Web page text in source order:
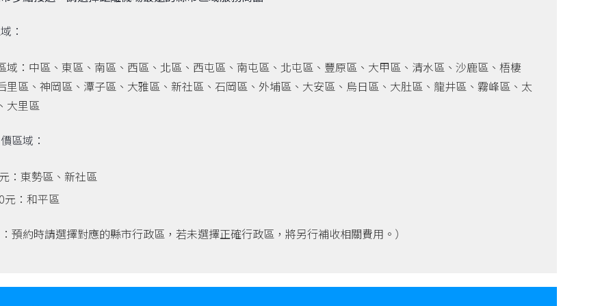
：
域：中區、東區、南區、西區、北區、西屯區、南屯區、北屯區、豐原區、大甲區、清水區、沙鹿區、梧棲
里區、神岡區、潭子區、大雅區、新社區、石岡區、外埔區、大安區、烏日區、大肚區、龍井區、霧峰區、太
大里區
區域：
：東勢區、新社區
元：和平區
預約時請選擇對應的縣市行政區，若未選擇正確行政區，將另行補收相關費用。）